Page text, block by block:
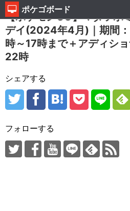
ポケゴボード
【ポケモンGO】マダツボ
デイ(2024年4月)｜期間
時～17時まで＋アディシ
22時
シェアする
フォローする